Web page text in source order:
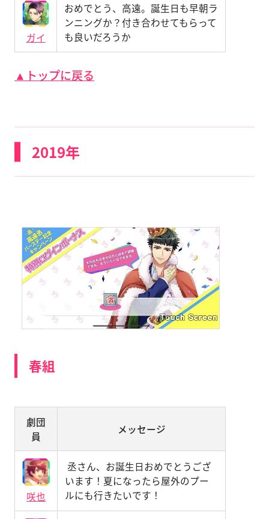
ガイ
おめでとう、高遠。誕生日も早朝ラ
ンニングか？付き合わせてもらって
も良いだろうか
▲トップに戻る
2019年
春組
劇団
員
メッセージ
咲也
丞さん、お誕生日おめでとうござ
います！夏になったら屋外のプー
ルにも行きたいです！